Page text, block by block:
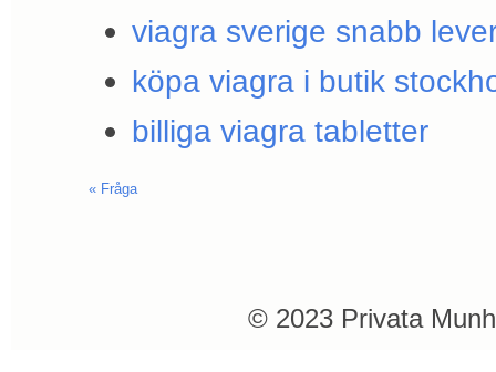
viagra sverige snabb
köpa viagra i butik
billiga viagra tabletter
« Fråga
© 2023 Privata